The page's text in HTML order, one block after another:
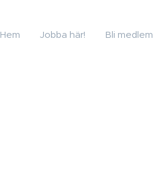
Hem Jobba här! Bli medlem